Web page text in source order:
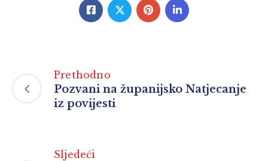
Prethodno
Pozvani na županijsko Natjecanje
iz povijesti
Sljedeći